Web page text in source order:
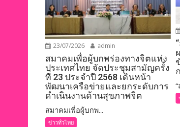
23/07/2026 admin
สมาคมเพื่อผู้บกพร่องทางจิตแห่ง
ประเทศไทย จัดประชุมสามัญครั้ง
ที่ 23 ประจำปี 2568 เดินหน้า
พัฒนาเครือข่ายและยกระดับการ
ดำเนินงานด้านสุขภาพจิต
สมาคมเพื่อผู้บกพ...
ข่าวทั่วไทย